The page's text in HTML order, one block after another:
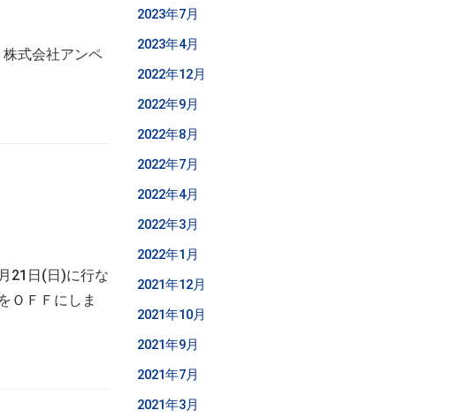
式会社アンペ
21日(日)に行な
ＯＦＦにしま
2023年7月
2023年4月
2022年12月
2022年9月
2022年8月
2022年7月
2022年4月
2022年3月
2022年1月
2021年12月
2021年10月
2021年9月
2021年7月
2021年3月